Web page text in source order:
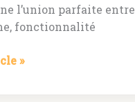
l’union parfaite entre
fonctionnalité
»